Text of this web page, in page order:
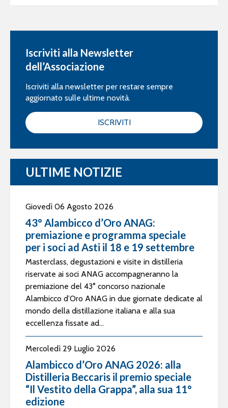
Iscriviti alla Newsletter
dell’Associazione
Iscriviti alla newsletter per restare sempre
aggiornato sulle ultime novità.
ISCRIVITI
ULTIME NOTIZIE
Giovedì 06 Agosto 2026
43° Alambicco d’Oro ANAG:
premiazione e programma speciale
per i soci ad Asti il 18 e 19 settembre
Masterclass, degustazioni e visite in distilleria
riservate ai soci ANAG accompagneranno la
premiazione del 43° concorso nazionale
Alambicco d’Oro ANAG in due giornate dedicate al
mondo della distillazione italiana e alla sua
eccellenza fissate ad...
Mercoledì 29 Luglio 2026
Alambicco d’Oro ANAG 2026: alla
Distilleria Beccaris il premio speciale
“Il Vestito della Grappa”, alla sua 11°
edizione